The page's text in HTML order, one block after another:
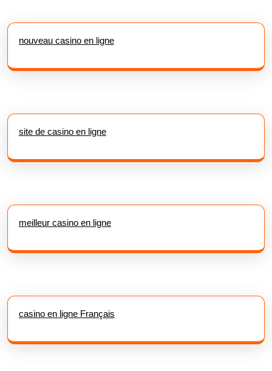
nouveau casino en ligne
site de casino en ligne
meilleur casino en ligne
casino en ligne Français